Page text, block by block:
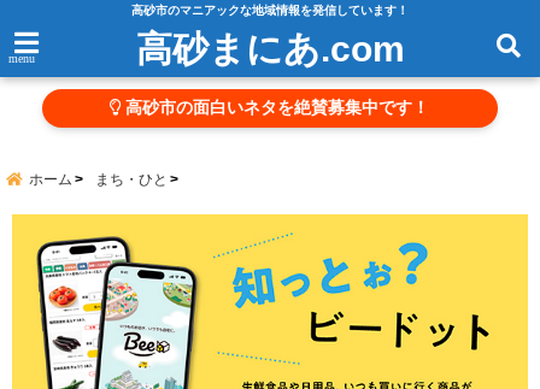
高砂市のマニアックな地域情報を発信しています！
menu 高砂まにあ.com
高砂市の面白いネタを絶賛募集中です！
ホーム まち・ひと